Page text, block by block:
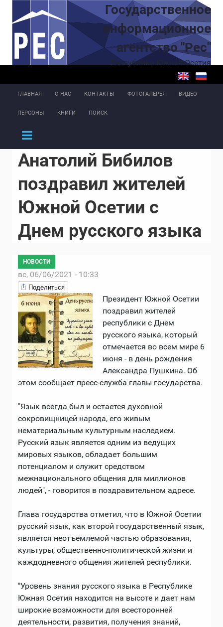
Перейти к основному содержаниюГосударственное
информационное
агентство "Рес"
Республика Южная Осетия
ГЛАВНАЯ О НАС КОНТАКТЫ ФОТОГАЛЕРЕЯ ВИДЕО
ПЕРСОНЫ КНИГИ ПОИСК
Анатолий Бибилов
поздравил жителей
Южной Осетии с
Днем русского языка
НОВОСТИ
вс, 06/06/2021 - 10:33
Поделиться
Президент Южной Осетии
поздравил жителей
республики с Днем
русского языка, который
отмечается во всем мире 6
июня - в день рождения
Александра Пушкина. Об
этом сообщает пресс-служба главы государства.
"Язык всегда был и остается духовной
сокровищницей народа, его живым
нематериальным культурным наследием.
Русский язык является одним из ведущих
мировых языков, обладает большим
потенциалом и служит средством
межнационального общения для миллионов
людей", - говорится в поздравительном адресе.
Глава государства отметил, что в Южной Осетии
русский язык, как второй государственный язык,
является неотъемлемой частью образования,
культуры, общественно-политической жизни и
каждодневного общения жителей республики.
"Уровень знания русского языка в Республике
Южная Осетия находится на высоте и дает нам
широкие возможности для всесторонней
деятельности, развития, получения знаний,